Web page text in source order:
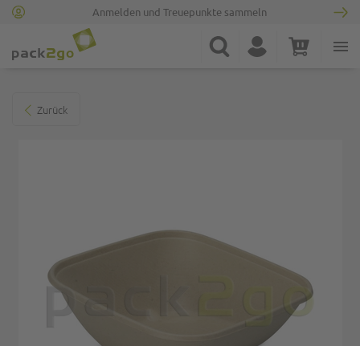
Anmelden und Treuepunkte sammeln
Suche Konto Warenkorb
Zurück